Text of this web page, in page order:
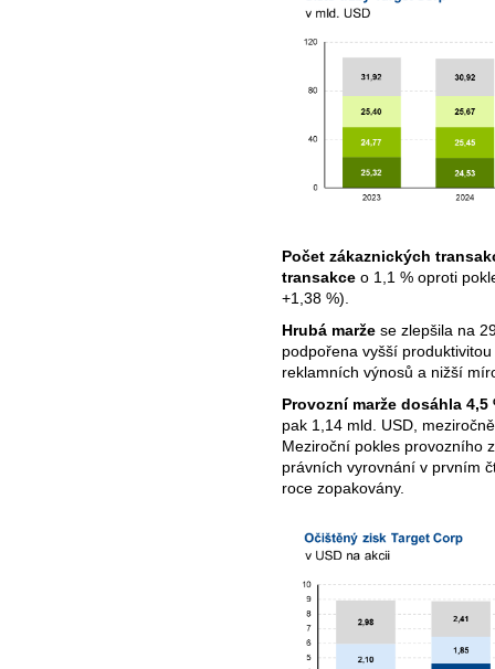
Počet zákaznických
transakce o 1,1 % oproti
+1,38 %).
Hrubá marže se zlepšila na
podpořena vyšší
reklamních výnosů a nižší
Provozní marže dosáhla 4,5
pak 1,14 mld. USD,
Meziroční pokles provozního
právních vyrovnání v prvním
roce zopakovány.